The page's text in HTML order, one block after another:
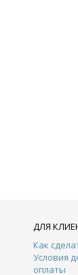
ДЛЯ
Как
Условия
оплаты